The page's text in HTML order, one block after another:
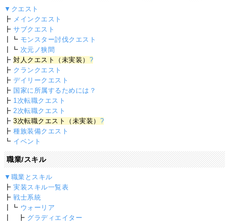
▼クエスト
┣ メインクエスト
┣サブクエスト
┃┗ モンスター討伐クエスト
┃┗ 次元ノ狭間
┣対人クエスト（未実装） ?
┣ クランクエスト
┣デイリークエスト
┣ 国家に所属するためには？
┣ 1次転職クエスト
┣ 2次転職クエスト
┣3次転職クエスト（未実装） ?
┣種族装備クエスト
┗ イベント
職業/スキル
▼職業とスキル
┣実装スキル一覧表
┣戦士系統
┃┗ ウォーリア
┃ ┣ グラディエイター